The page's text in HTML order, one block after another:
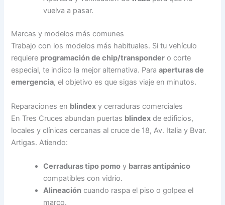
vuelva a pasar.
Marcas y modelos más comunes
Trabajo con los modelos más habituales. Si tu vehículo
requiere programación de chip/transponder o corte
especial, te indico la mejor alternativa. Paraaperturas de
emergencia, el objetivo es que sigas viaje en minutos.
Reparaciones en blindex y cerraduras comerciales
En Tres Cruces abundan puertas blindex de edificios,
locales y clínicas cercanas al cruce de 18, Av. Italia y Bvar.
Artigas. Atiendo:
Cerraduras tipo pomo y barras antipánico
compatibles con vidrio.
Alineación cuando raspa el piso o golpea el
marco.